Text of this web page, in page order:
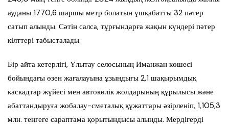
ауданы 1770,6 шаршы метр болатын үшқабатты 32 пәтер
сатып алынды. Сәтін салса, тұрғындарға жақын күндері пәтер
кілттері табысталады.
Бір айта кетерлігі, Ұлытау селосының Иманжан көшесі
бойындағы өзен жағалауына ұзындығы 2,1 шақырымдық
каскадтар жүйесі мен автокөлік жолдарының құрылысы және
абаттандыруға жобалау-сметалық құжаттары әзірленіп, 1,105,3
млн. теңгеге сараптама қорытындысы алынды. Мердігерді